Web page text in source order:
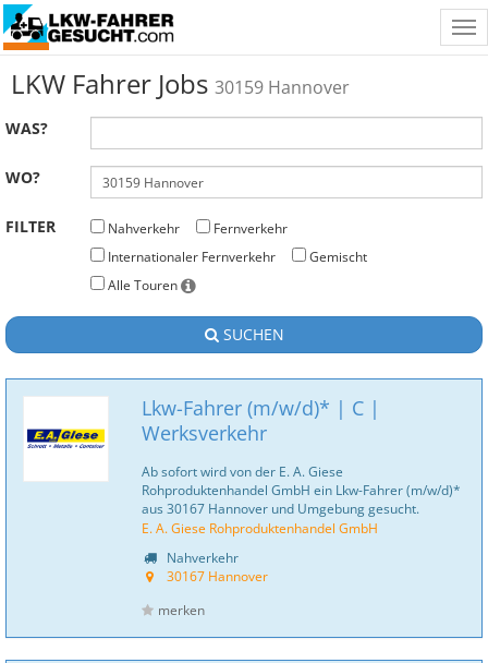
LKW Fahrer Jobs 30159 Hannover
WAS?
WO?
FILTER Nahverkehr
Fernverkehr
Internationaler Fernverkehr
Gemischt
Alle Touren
SUCHEN
Lkw-Fahrer (m/w/d)* | C |
Werksverkehr
Ab sofort wird von der E. A. Giese
Rohproduktenhandel GmbH ein Lkw-Fahrer (m/w/d)*
aus 30167 Hannover und Umgebung gesucht.
E. A. Giese Rohproduktenhandel GmbH
Nahverkehr
30167 Hannover
merken